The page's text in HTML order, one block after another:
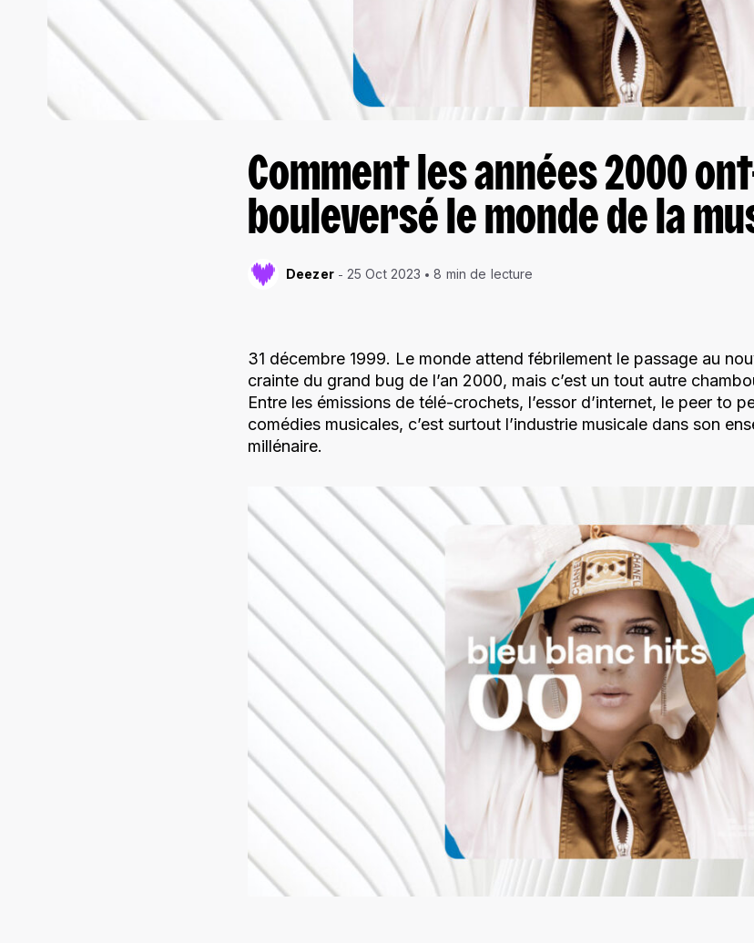
Comment les années 2000
bouleversé le monde de la
Deezer 25 Oct 2023 8 min de lecture
31 décembre 1999. Le monde attend fébrilement le passage au
crainte du grand bug de l’an 2000, mais c’est un tout autre
Entre les émissions de télé-crochets, l’essor d’internet, le peer to
comédies musicales, c’est surtout l’industrie musicale dans son
millénaire.